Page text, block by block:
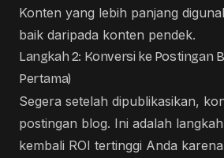
Konten yang lebih panjang
baik daripada konten pendek.
Langkah 2: Konversi ke Postingan
Pertama)
Segera setelah dipublikasikan,
postingan blog. Ini adalah
kembali ROI tertinggi Anda